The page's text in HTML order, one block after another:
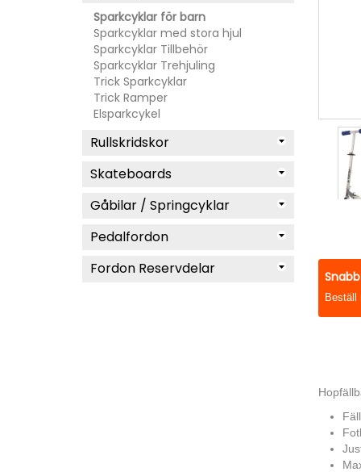
Sparkcyklar för barn
Sparkcyklar med stora hjul
Sparkcyklar Tillbehör
Sparkcyklar Trehjuling
Trick Sparkcyklar
Trick Ramper
Elsparkcykel
Rullskridskor
Skateboards
Gåbilar / Springcyklar
Pedalfordon
Fordon Reservdelar
Beställ